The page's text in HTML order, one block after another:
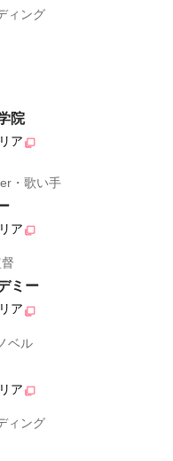
ィング
院
ア
・歌い手
ア
ミー
ア
ベル
ア
ィング